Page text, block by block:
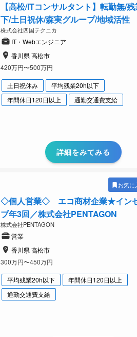
【高松/ITコンサルタント】転勤無/
下/土日祝休/森実グループ/地域活性
株式会社四国テクニカ
IT・Webエンジニア
香川県 高松市
420万円〜500万円
土日祝休み
平均残業20h以下
年間休日120日以上
通勤交通費支給
詳細をみてみる
お気に
◇個人営業◇ エコ商材企業★イン
ブ年3回／株式会社PENTAGON
株式会社PENTAGON
営業
香川県 高松市
300万円〜450万円
平均残業20h以下
年間休日120日以上
通勤交通費支給